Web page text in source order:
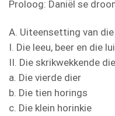
Proloog: Daniël se
A. Uiteensetting van
I. Die leeu, beer en die
II. Die skrikwekkende
a. Die vierde dier
b. Die tien horings
c. Die klein horinkie